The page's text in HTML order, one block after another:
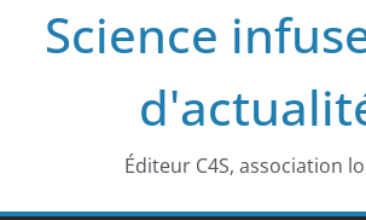
Science
Éditeur C4S, association